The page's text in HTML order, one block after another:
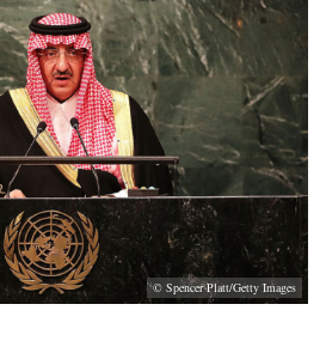
© Spencer Platt/Getty Images